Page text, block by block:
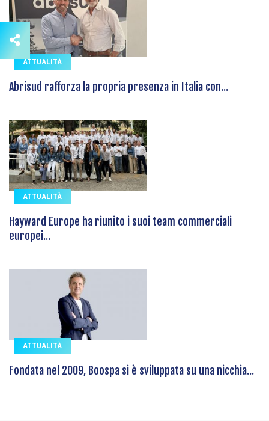
ATTUALITÀ
Abrisud rafforza la propria presenza in Italia con...
ATTUALITÀ
Hayward Europe ha riunito i suoi team commerciali
europei...
ATTUALITÀ
Fondata nel 2009, Boospa si è sviluppata su una nicchia...